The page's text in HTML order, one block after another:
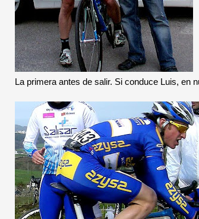
La primera antes de salir. Si conduce Luis,